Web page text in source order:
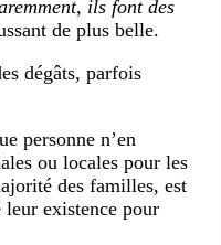
ils font des
de plus belle.
dégâts, parfois
personne n’en
ou locales pour les
des familles, est
existence pour